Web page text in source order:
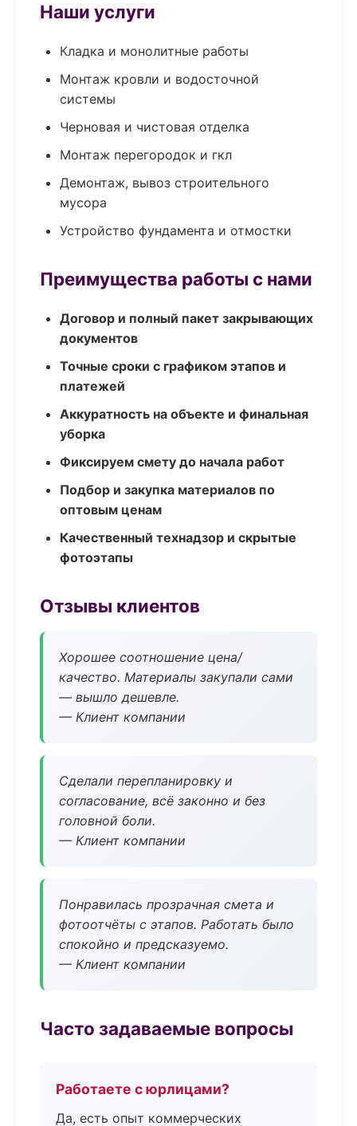
Наши услуги
Кладка и монолитные работы
Монтаж кровли и водосточной
системы
Черновая и чистовая отделка
Монтаж перегородок и гкл
Демонтаж, вывоз строительного
мусора
Устройство фундамента и отмостки
Преимущества работы с нами
Договор и полный пакет закрывающих
документов
Точные сроки с графиком этапов и
платежей
Аккуратность на объекте и финальная
уборка
Фиксируем смету до начала работ
Подбор и закупка материалов по
оптовым ценам
Качественный технадзор и скрытые
фотоэтапы
Отзывы клиентов
Хорошее соотношение цена/
качество. Материалы закупали сами
— вышло дешевле.
— Клиент компании
Сделали перепланировку и
согласование, всё законно и без
головной боли.
— Клиент компании
Понравилась прозрачная смета и
фотоотчёты с этапов. Работать было
спокойно и предсказуемо.
— Клиент компании
Часто задаваемые вопросы
Работаете с юрлицами?
Да, есть опыт коммерческих